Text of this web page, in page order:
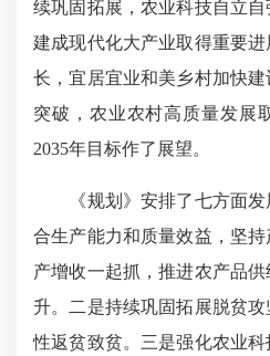
续巩固拓展，农业科技自立
建成现代化大产业取得重要
长，宜居宜业和美乡村加快
突破，农业农村高质量发展
2035年目标作了展望。
《规划》安排了七方面发
合生产能力和质量效益，坚
产增收一起抓，推进农产品
升。二是持续巩固拓展脱贫
性返贫致贫。三是强化农业科